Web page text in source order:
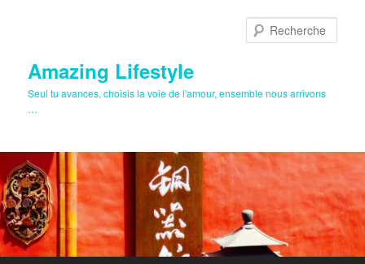
Amazing Lifestyle
Seul tu avances, choisis la voie de l'amour, ensemble nous arrivons
…